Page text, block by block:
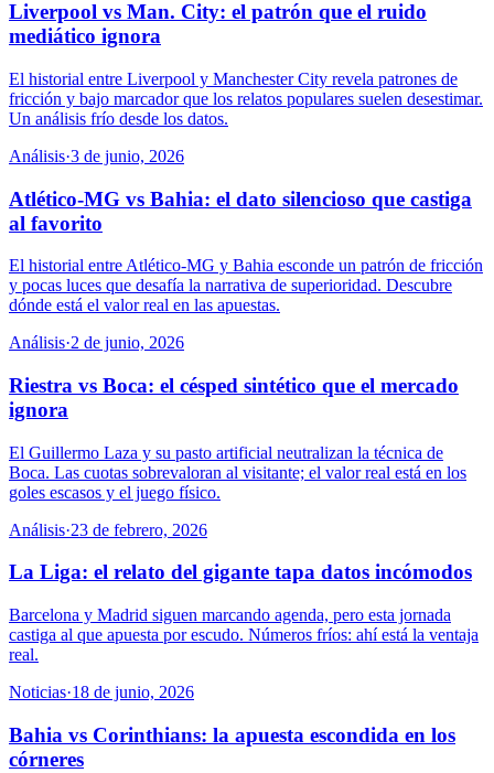
Liverpool vs Man. City: el patrón que el ruido
mediático ignora
El historial entre Liverpool y Manchester City revela patrones de
fricción y bajo marcador que los relatos populares suelen desestimar.
Un análisis frío desde los datos.
Análisis·3 de junio, 2026
Atlético-MG vs Bahia: el dato silencioso que castiga
al favorito
El historial entre Atlético-MG y Bahia esconde un patrón de fricción
y pocas luces que desafía la narrativa de superioridad. Descubre
dónde está el valor real en las apuestas.
Análisis·2 de junio, 2026
Riestra vs Boca: el césped sintético que el mercado
ignora
El Guillermo Laza y su pasto artificial neutralizan la técnica de
Boca. Las cuotas sobrevaloran al visitante; el valor real está en los
goles escasos y el juego físico.
Análisis·23 de febrero, 2026
La Liga: el relato del gigante tapa datos incómodos
Barcelona y Madrid siguen marcando agenda, pero esta jornada
castiga al que apuesta por escudo. Números fríos: ahí está la ventaja
real.
Noticias·18 de junio, 2026
Bahia vs Corinthians: la apuesta escondida en los
córneres